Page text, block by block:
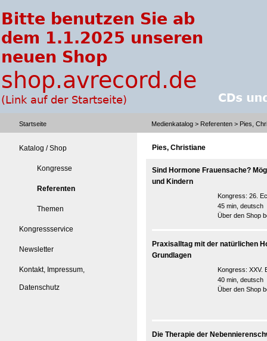
Startseite Medienkatalog > Referenten > Pies,
Katalog / Shop
Kongresse
Referenten
Themen
Kongressservice
Newsletter
Kontakt, Impressum,
Datenschutz
Pies, Christiane
Sind Hormone Frauensache?
und Kindern
Kongress: 26.
45 min, deutsch
Über den Shop
Praxisalltag mit der natürlichen
Grundlagen
Kongress: XXV.
40 min, deutsch
Über den Shop
Die Therapie der